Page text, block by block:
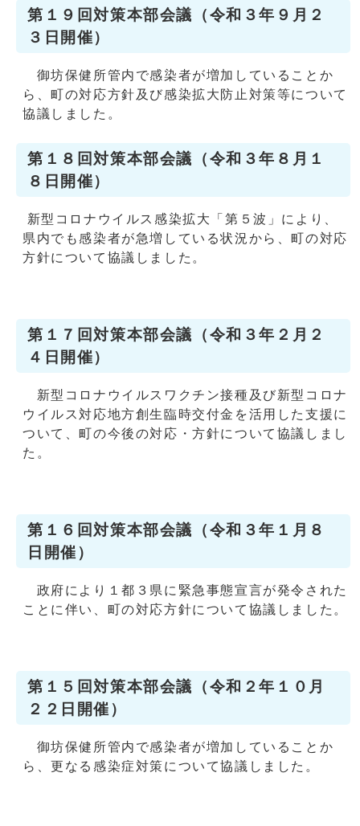
第１９回対策本部会議（令和３年９月２
３日開催）
御坊保健所管内で感染者が増加していることか
ら、町の対応方針及び感染拡大防止対策等について
協議しました。
第１８回対策本部会議（令和３年８月１
８日開催）
新型コロナウイルス感染拡大「第５波」により、
県内でも感染者が急増している状況から、町の対応
方針について協議しました。
第１７回対策本部会議（令和３年２月２
４日開催）
新型コロナウイルスワクチン接種及び新型コロナ
ウイルス対応地方創生臨時交付金を活用した支援に
ついて、町の今後の対応・方針について協議しまし
た。
第１６回対策本部会議（令和３年１月８
日開催）
政府により１都３県に緊急事態宣言が発令された
ことに伴い、町の対応方針について協議しました。
第１５回対策本部会議（令和２年１０月
２２日開催）
御坊保健所管内で感染者が増加していることか
ら、更なる感染症対策について協議しました。